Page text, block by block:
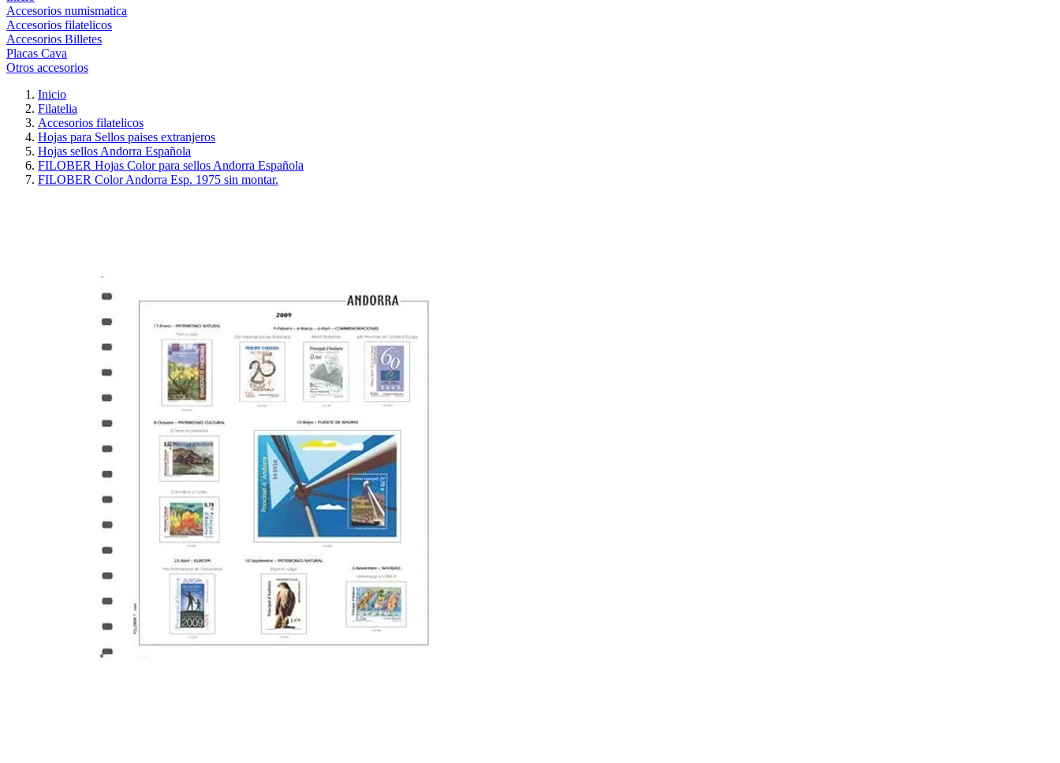
Accesorios numismatica
Accesorios filatelicos
Accesorios Billetes
Placas Cava
Otros accesorios
Inicio
Filatelia
Accesorios filatelicos
Hojas para Sellos paises extranjeros
Hojas sellos Andorra Española
FILOBER Hojas Color para sellos Andorra Española
FILOBER Color Andorra Esp. 1975 sin montar.